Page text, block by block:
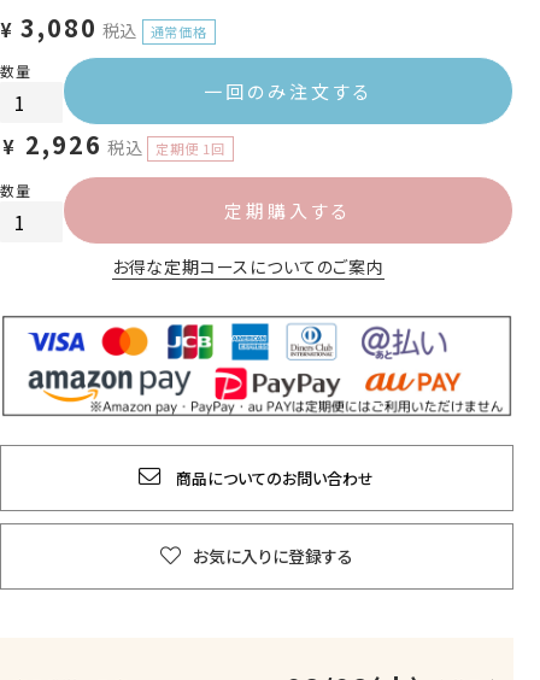
¥ 3,080 税込
一回のみ注文する
¥ 2,926 税込
定期購入する
お得な定期コースについてのご案内
商品についてのお問い合わせ
お気に入りに登録する